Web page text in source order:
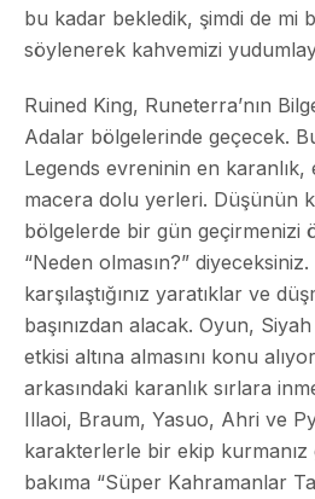
bu kadar bekledik, şimdi de mi
söylenerek kahvemizi
Ruined King, Runeterra’nın
Adalar bölgelerinde geçecek.
Legends evreninin en karanlık,
macera dolu yerleri. Düşünün
bölgelerde bir gün geçirmenizi
“Neden olmasın?”
karşılaştığınız yaratıklar ve
başınızdan alacak. Oyun, Siyah
etkisi altına almasını konu
arkasındaki karanlık sırlara
Illaoi, Braum, Yasuo, Ahri ve
karakterlerle bir ekip
bakıma “Süper Kahramanlar